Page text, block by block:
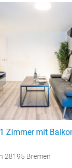
Zimmer mit
28195 Bremen